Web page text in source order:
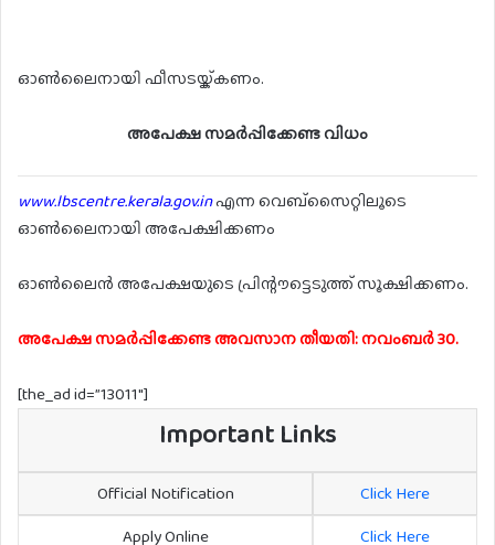
ഓൺലൈനായി ഫീസടയ്ക്കണം.
അപേക്ഷ സമർപ്പിക്കേണ്ട വിധം
www.lbscentre.kerala.gov.inഎന്ന വെബ്സൈറ്റിലൂടെ
ഓൺലൈനായി അപേക്ഷിക്കണം
ഓൺലൈൻ അപേക്ഷയുടെ പ്രിന്റൗട്ടെടുത്ത് സൂക്ഷിക്കണം.
അപേക്ഷ സമർപ്പിക്കേണ്ട അവസാന തീയതി: നവംബർ 30.
[the_ad id=”13011″]
Important Links
Official Notification
Click Here
Apply Online
Click Here